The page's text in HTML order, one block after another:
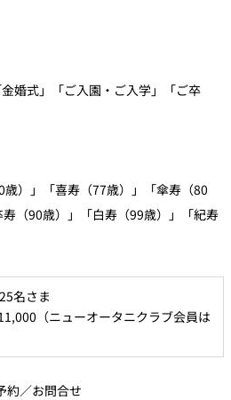
婚式」「ご入園・ご入学」「ご卒
歳）」「喜寿（77歳）」「傘寿（80
（90歳）」「白寿（99歳）」「紀寿
名さま
（ニューオータニクラブ会員は
約／お問合せ